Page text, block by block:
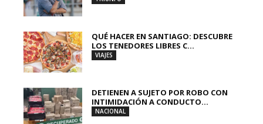
QUÉ HACER EN SANTIAGO: DESCUBRE
LOS TENEDORES LIBRES C...
VIAJES
DETIENEN A SUJETO POR ROBO CON
INTIMIDACIÓN A CONDUCTO...
NACIONAL